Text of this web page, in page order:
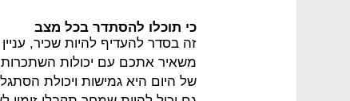
כי תוכלו להסתדר בכל מצב
זה בסדר להעדיף להיות שכיר,
משאיר אתכם עם יכולות
של היום היא גמישות ויכולת